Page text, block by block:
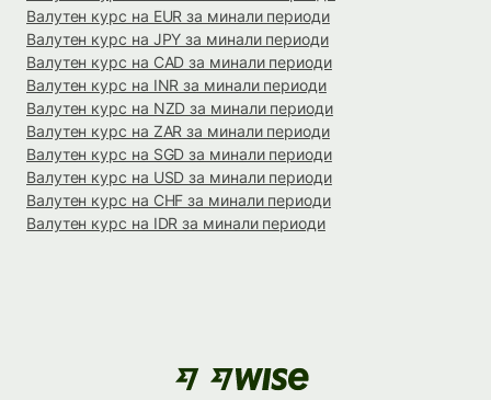
Валутен курс на EUR за минали периоди
Валутен курс на JPY за минали периоди
Валутен курс на CAD за минали периоди
Валутен курс на INR за минали периоди
Валутен курс на NZD за минали периоди
Валутен курс на ZAR за минали периоди
Валутен курс на SGD за минали периоди
Валутен курс на USD за минали периоди
Валутен курс на CHF за минали периоди
Валутен курс на IDR за минали периоди